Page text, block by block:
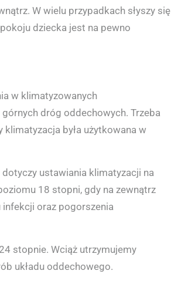
W wielu przypadkach słyszy się
dziecka jest na pewno
w klimatyzowanych
dróg oddechowych. Trzeba
była użytkowana w
ustawiania klimatyzacji na
18 stopni, gdy na zewnątrz
oraz pogorszenia
stopnie. Wciąż utrzymujemy
układu oddechowego.